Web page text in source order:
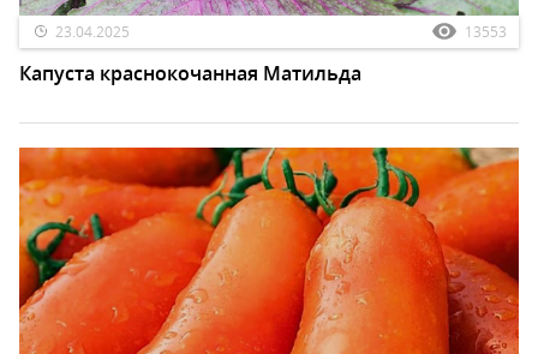
23.04.2025 13553
Капуста краснокочанная Матильда